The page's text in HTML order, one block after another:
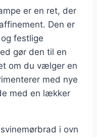
er en ret, der
Den er
festlige
gør den til en
om du vælger en
med nye
med en lækker
i ovn